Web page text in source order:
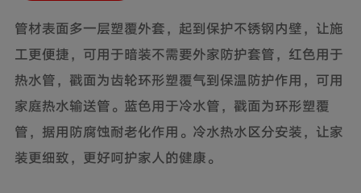
管材表面多一层塑覆外套，起到保护不锈钢内壁，让施
工更便捷，可用于暗装不需要外家防护套管，红色用于
热水管，戳面为齿轮环形塑覆气到保温防护作用，可用
家庭热水输送管。蓝色用于冷水管，戳面为环形塑覆
管，据用防腐蚀耐老化作用。冷水热水区分安装，让家
装更细致，更好呵护家人的健康。